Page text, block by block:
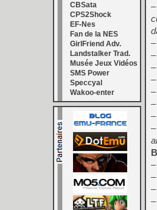
CBSata
CPS2Shock
EF-Nes
Fan de la NES
GirlFriend Adv.
Landstalker Trad.
Musée Jeux Vidéos
SMS Power
Speccyal
Wakoo-enter